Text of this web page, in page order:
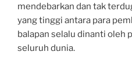
mendebarkan dan tak
yang tinggi antara para
balapan selalu dinanti oleh
seluruh dunia.